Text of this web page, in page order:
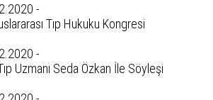
-
Tıp Hukuku Kongresi
-
Uzmanı Seda Özkan İle Söyleşi